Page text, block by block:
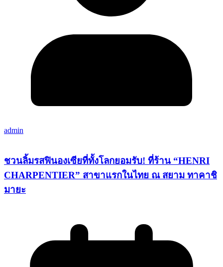
admin
ชวนลิ้มรสฟินองเซียที่ทั้งโลกยอมรับ! ที่ร้าน “HENRI
CHARPENTIER” สาขาแรกในไทย ณ สยาม ทาคาชิ
มายะ